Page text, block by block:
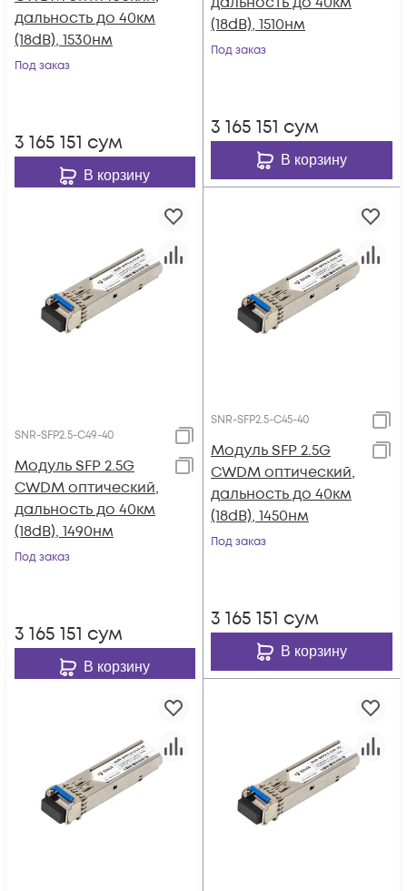
дальность до 40км
(18dB), 1530нм
Под заказ
3 165 151 сум
В корзину
(18dB), 1510нм
Под заказ
3 165 151 сум
В корзину
SNR-SFP2.5-C49-40
Модуль SFP 2.5G
CWDM оптический,
дальность до 40км
(18dB), 1490нм
Под заказ
3 165 151 сум
В корзину
SNR-SFP2.5-C45-40
Модуль SFP 2.5G
CWDM оптический,
дальность до 40км
(18dB), 1450нм
Под заказ
3 165 151 сум
В корзину